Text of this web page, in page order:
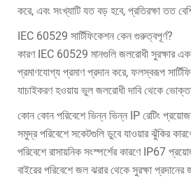
করে, এবং সংখ্যাটি যত বড় হবে, প্রতিরক্ষা তত
IEC 60529 সার্টিফিকেশন কেন গুরুত্বপূর্ণ?
কারণ IEC 60529 মানগুলি জলরোধী সুরক্ষার
প্রমাণযোগ্য প্রমাণ প্রদান করে, ফলস্বরূপ
যাচাইকরণ হওয়ায় ভুল জলরোধী দাবি থেকে
কোন কোন পরিবেশে ভিন্ন ভিন্ন IP রেটিং
সমুদ্র পরিবেশে সকেটগুলি ডুবে যাওয়ার ঝুঁকির
পরিবেশে রাসায়নিক সংস্পর্শের কারণে IP67
বাইরের পরিবেশে জল ঝরার থেকে সুরক্ষা